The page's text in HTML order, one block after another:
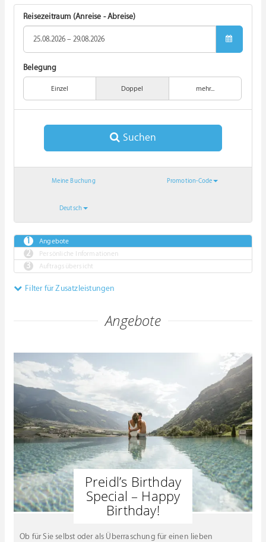
Reisezeitraum (Anreise - Abreise)
Belegung
Einzel Doppel mehr...
Suchen
Meine Buchung Promotion-Code
Deutsch
Angebote
Persönliche Informationen
Auftragsübersicht
Filter für Zusatzleistungen
Angebote
Preidl’s Birthday
Special – Happy
Birthday!
Ob für Sie selbst oder als Überraschung für einen lieben